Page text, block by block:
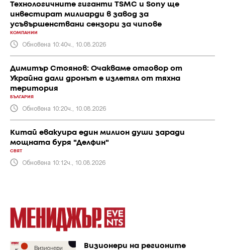
Технологичните гиганти TSMC и Sony ще
инвестират милиарди в завод за
усъвършенствани сензори за чипове
КОМПАНИИ
Обновена 10:40ч., 10.08.2026
Димитър Стоянов: Очакваме отговор от
Украйна дали дронът е излетял от тяхна
територия
БЪЛГАРИЯ
Обновена 10:20ч., 10.08.2026
Китай евакуира един милион души заради
мощната буря "Делфин"
СВЯТ
Обновена 10:12ч., 10.08.2026
Визионери на регионите